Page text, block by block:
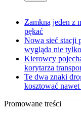
Zamkną jeden z
pękać
Nowa sieć stacji
wygląda nie
Kierowcy
korytarza
Te dwa znaki
kosztować nawet
Promowane treści